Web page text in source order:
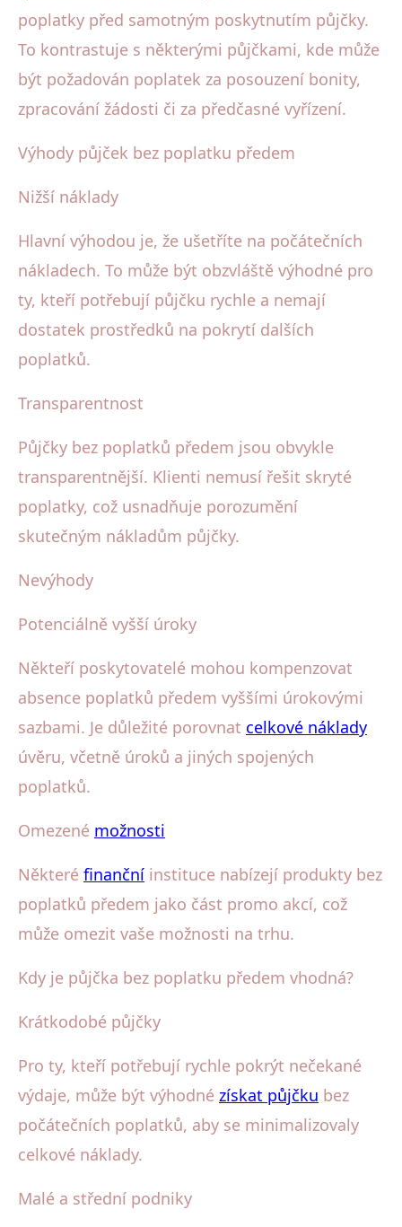
poplatky před samotným poskytnutím půjčky.
To kontrastuje s některými půjčkami, kde může
být požadován poplatek za posouzení bonity,
zpracování žádosti či za předčasné vyřízení.
Výhody půjček bez poplatku předem
Nižší náklady
Hlavní výhodou je, že ušetříte na počátečních
nákladech. To může být obzvláště výhodné pro
ty, kteří potřebují půjčku rychle a nemají
dostatek prostředků na pokrytí dalších
poplatků.
Transparentnost
Půjčky bez poplatků předem jsou obvykle
transparentnější. Klienti nemusí řešit skryté
poplatky, což usnadňuje porozumění
skutečným nákladům půjčky.
Nevýhody
Potenciálně vyšší úroky
Někteří poskytovatelé mohou kompenzovat
absence poplatků předem vyššími úrokovými
sazbami. Je důležité porovnat celkové náklady
úvěru, včetně úroků a jiných spojených
poplatků.
Omezené možnosti
Některé finanční instituce nabízejí produkty bez
poplatků předem jako část promo akcí, což
může omezit vaše možnosti na trhu.
Kdy je půjčka bez poplatku předem vhodná?
Krátkodobé půjčky
Pro ty, kteří potřebují rychle pokrýt nečekané
výdaje, může být výhodné získat půjčku bez
počátečních poplatků, aby se minimalizovaly
celkové náklady.
Malé a střední podniky